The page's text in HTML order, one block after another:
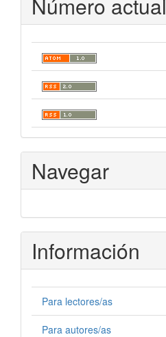
Navegar
Información
Para lectores/as
Para autores/as